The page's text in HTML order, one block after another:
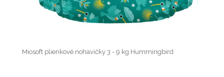
Miosoft plienkové nohavičky 3 - 9 kg Hummingbird